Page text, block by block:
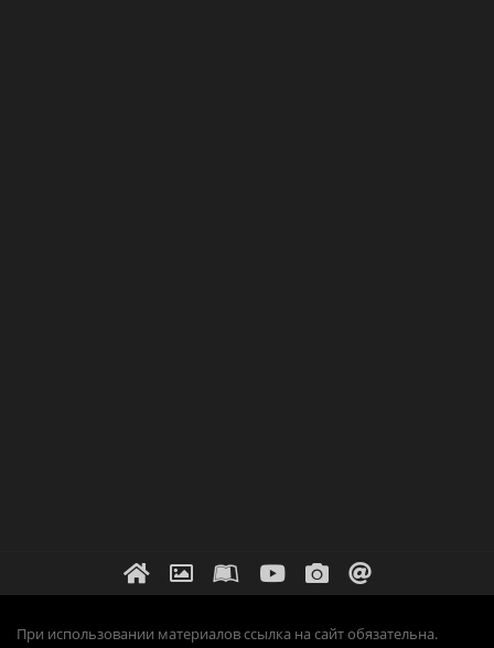
При использовании материалов ссылка на сайт обязательна.